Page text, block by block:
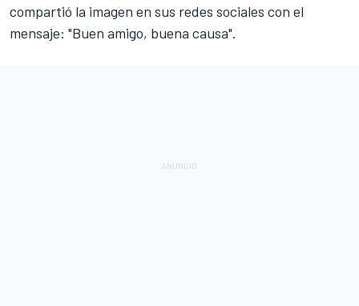
compartió la imagen en sus redes sociales con el
mensaje: "Buen amigo, buena causa".